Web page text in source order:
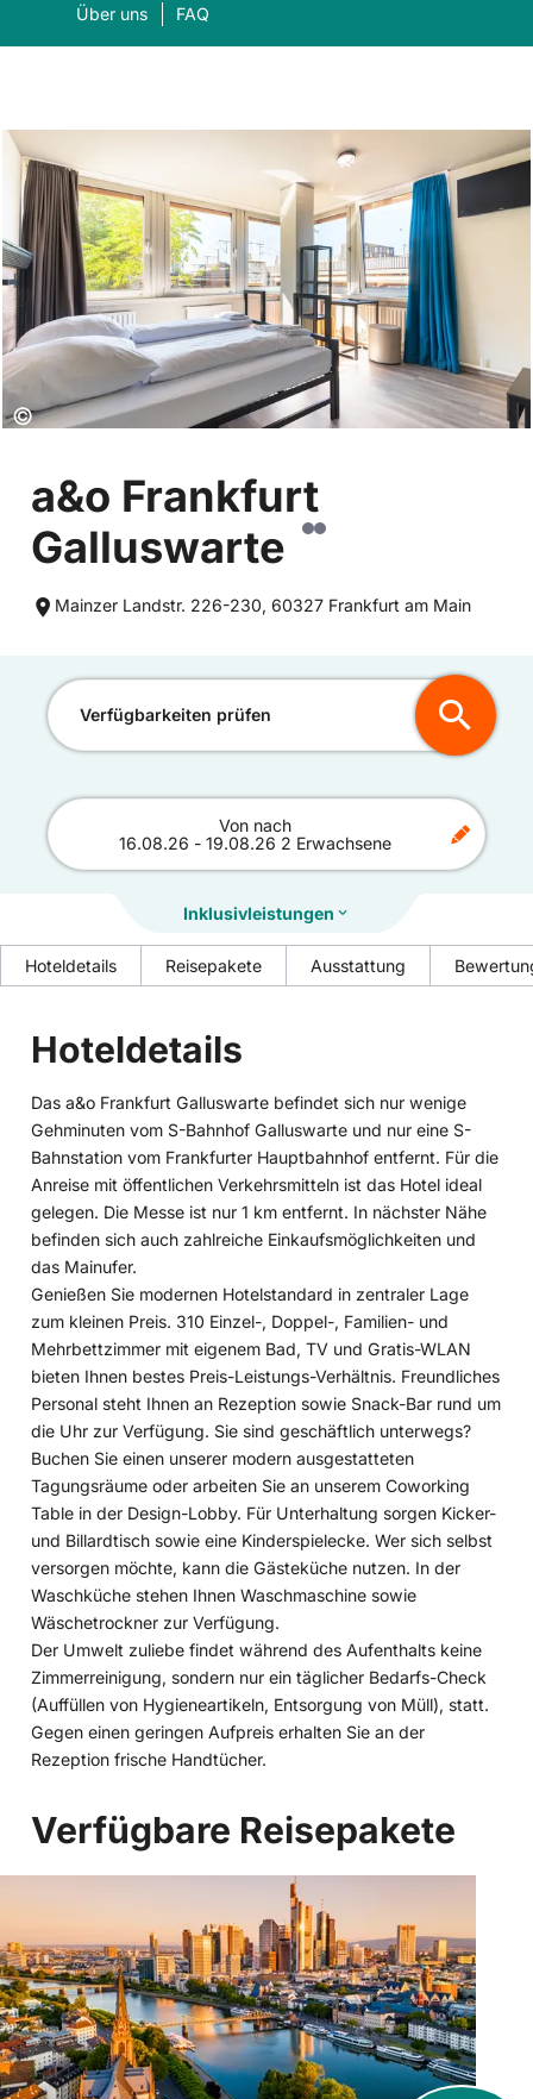
Über uns FAQ
Was suchen Sie?
Copyright:
©
a&o Frankfurt
Galluswarte
Mainzer Landstr. 226-230, 60327 Frankfurt am Main
Verfügbarkeiten prüfen
Von nach
16.08.26 - 19.08.26 2 Erwachsene
Inklusivleistungen
Hoteldetails Reisepakete Ausstattung
Hoteldetails
Das a&o Frankfurt Galluswarte befindet sich nur wenige
Gehminuten vom S-Bahnhof Galluswarte und nur eine S-
Bahnstation vom Frankfurter Hauptbahnhof entfernt. Für die
Anreise mit öffentlichen Verkehrsmitteln ist das Hotel ideal
gelegen. Die Messe ist nur 1 km entfernt. In nächster Nähe
befinden sich auch zahlreiche Einkaufsmöglichkeiten und
das Mainufer.
Genießen Sie modernen Hotelstandard in zentraler Lage
zum kleinen Preis. 310 Einzel-, Doppel-, Familien- und
Mehrbettzimmer mit eigenem Bad, TV und Gratis-WLAN
bieten Ihnen bestes Preis-Leistungs-Verhältnis. Freundliches
Personal steht Ihnen an Rezeption sowie Snack-Bar rund um
die Uhr zur Verfügung. Sie sind geschäftlich unterwegs?
Buchen Sie einen unserer modern ausgestatteten
Tagungsräume oder arbeiten Sie an unserem Coworking
Table in der Design-Lobby. Für Unterhaltung sorgen Kicker-
und Billardtisch sowie eine Kinderspielecke. Wer sich selbst
versorgen möchte, kann die Gästeküche nutzen. In der
Waschküche stehen Ihnen Waschmaschine sowie
Wäschetrockner zur Verfügung.
Der Umwelt zuliebe findet während des Aufenthalts keine
Zimmerreinigung, sondern nur ein täglicher Bedarfs-Check
(Auffüllen von Hygieneartikeln, Entsorgung von Müll), statt.
Gegen einen geringen Aufpreis erhalten Sie an der
Rezeption frische Handtücher.
Verfügbare Reisepakete